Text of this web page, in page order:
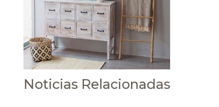
Noticias Relacionadas